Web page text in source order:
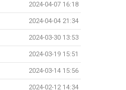
2024-04-07 16:18
2024-04-04 21:34
2024-03-30 13:53
2024-03-19 15:51
2024-03-14 15:56
2024-02-12 14:34